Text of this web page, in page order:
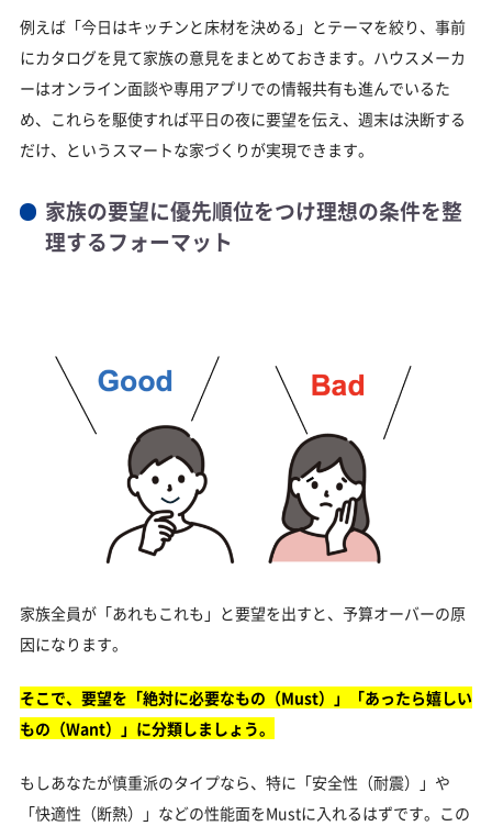
例えば「今日はキッチンと床材を決める」とテーマを絞り、事前
にカタログを見て家族の意見をまとめておきます。ハウスメーカ
ーはオンライン面談や専用アプリでの情報共有も進んでいるた
め、これらを駆使すれば平日の夜に要望を伝え、週末は決断する
だけ、というスマートな家づくりが実現できます。
家族の要望に優先順位をつけ理想の条件を整
理するフォーマット
家族全員が「あれもこれも」と要望を出すと、予算オーバーの原
因になります。
そこで、要望を「絶対に必要なもの（Must）」「あったら嬉しい
もの（Want）」に分類しましょう。
もしあなたが慎重派のタイプなら、特に「安全性（耐震）」や
「快適性（断熱）」などの性能面をMustに入れるはずです。この